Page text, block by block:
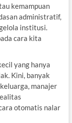
kemampuan
administratif,
institusi.
cara kita
yang hanya
Kini, banyak
manajer
otomatis nalar